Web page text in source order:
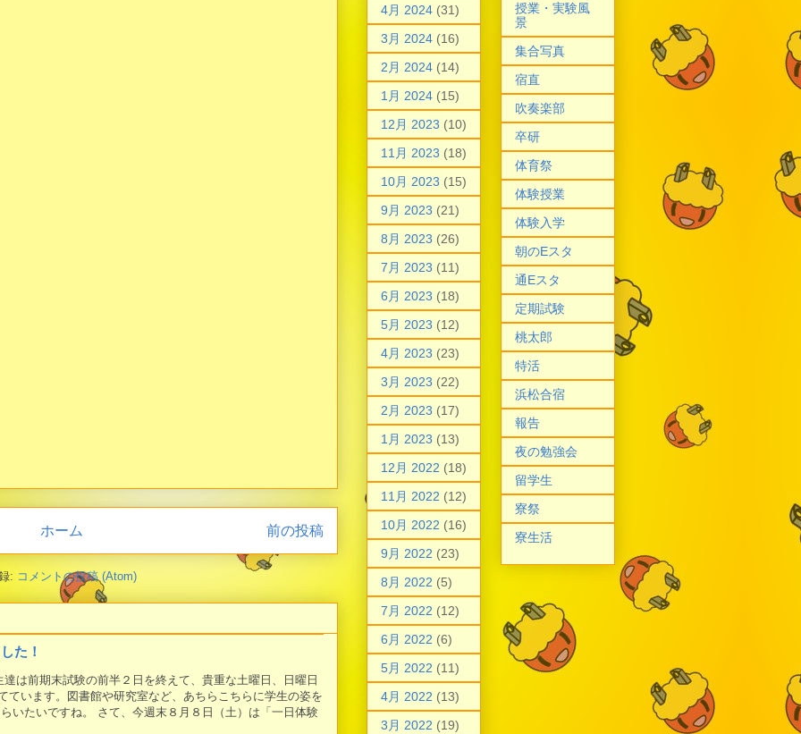
前の投稿
ホーム
: コメントの投稿 (Atom)
た！
は前期末試験の前半２日を終えて、貴重な土曜日、日曜日
ています。図書館や研究室など、あちらこちらに学生の姿を
いたいですね。 さて、今週末８月８日（土）は「一日体験
4月 2024 (31)
3月 2024 (16)
2月 2024 (14)
1月 2024 (15)
12月 2023 (10)
11月 2023 (18)
10月 2023 (15)
9月 2023 (21)
8月 2023 (26)
7月 2023 (11)
6月 2023 (18)
5月 2023 (12)
4月 2023 (23)
3月 2023 (22)
2月 2023 (17)
1月 2023 (13)
12月 2022 (18)
11月 2022 (12)
10月 2022 (16)
9月 2022 (23)
8月 2022 (5)
7月 2022 (12)
6月 2022 (6)
5月 2022 (11)
4月 2022 (13)
3月 2022 (19)
授業・実験風
景
集合写真
宿直
吹奏楽部
卒研
体育祭
体験授業
体験入学
朝のEスタ
通Eスタ
定期試験
桃太郎
特活
浜松合宿
報告
夜の勉強会
留学生
寮祭
寮生活